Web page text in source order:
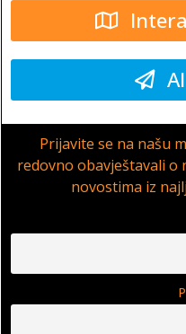
Prijavite se na našu
redovno obavještavali o
novostima iz